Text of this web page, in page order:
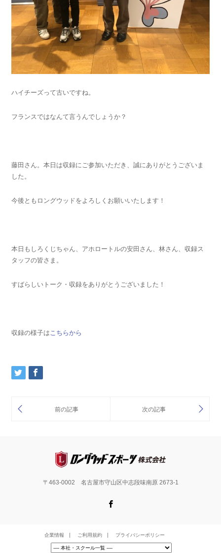
ハイチーズって古いですね。
フランスではなんて言うんでしょうか？
藤田さん。本日は収録にご参加いただき、誠にありがとうございま
した。
今後ともロングウッドをよろしくお願いいたします！
本日もしろくじちゃん、アホロートルの安田さん、林さん、収録ス
タッフの皆さま。
すばらしいトーク・収録をありがとうございました！
収録の様子は こちらから
〒463-0002 名古屋市守山区中志段味南原 2673-1
企業情報 ご利用規約 プライバシーポリシー